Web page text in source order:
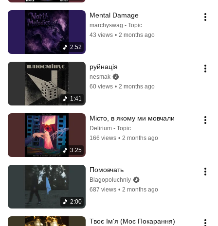
2:52
Mental Damage
marchyswag - Topic
43 views • 2 months ago
1:41
руйнація
nesmak
60 views • 2 months ago
3:25
Місто, в якому ми мовчали
Delirium - Topic
166 views • 2 months ago
2:00
Помовчать
Blagopoluchniy
687 views • 2 months ago
Твоє Ім'я (Моє Покарання)